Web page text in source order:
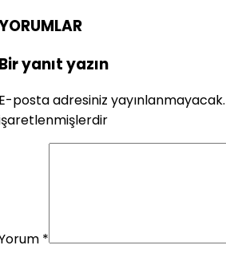
yanıt yazın
posta adresiniz yayınlanmayacak.
*